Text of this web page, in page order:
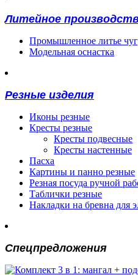
Литейное
Промышленное литье
Модельная оснастка
Резные изделия
Иконы резные
Кресты резные
Кресты подвесные
Кресты настенные
Пасха
Картины и панно резные
Резная посуда ручной
Таблички резные
Накладки на бревна для
Спецпредложения